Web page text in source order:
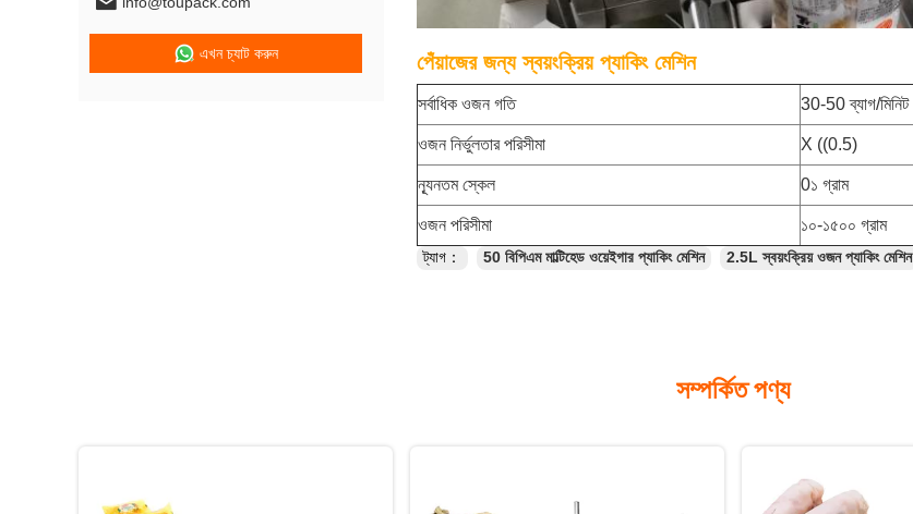
এখন চ্যাট করুন পেঁয়াজের জন্য স্বয়ংক্রিয় প্যাকিং মেশিন
সর্বাধিক ওজন গতি 30-50 ব্যাগ/মিনিট
ওজন নির্ভুলতার পরিসীমা X ((0.5)
ন্যূনতম স্কেল 0১ গ্রাম
ওজন পরিসীমা ১০-১৫০০ গ্রাম
ট্যাগ： 50 বিপিএম মাল্টিহেড ওয়েইগার প্যাকিং মেশিন 2.5L স্বয়ংক্রিয় ওজন প্যাকিং মেশিন
সম্পর্কিত পণ্য